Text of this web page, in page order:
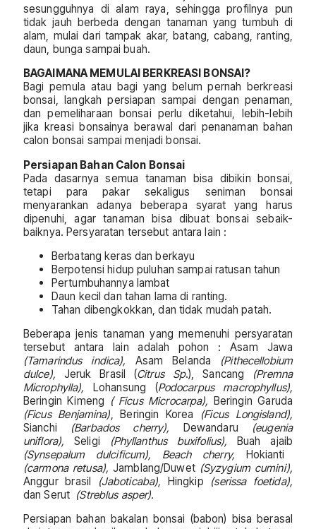
sesungguhnya di alam raya, sehingga profilnya pun
tidak jauh berbeda dengan tanaman yang tumbuh di
alam, mulai dari tampak akar, batang, cabang, ranting,
daun, bunga sampai buah.
BAGAIMANA MEMULAI BERKREASI BONSAI?
Bagi pemula atau bagi yang belum pernah berkreasi
bonsai, langkah persiapan sampai dengan penaman,
dan pemeliharaan bonsai perlu diketahui, lebih-lebih
jika kreasi bonsainya berawal dari penanaman bahan
calon bonsai sampai menjadi bonsai.
Persiapan Bahan Calon Bonsai
Pada dasarnya semua tanaman bisa dibikin bonsai,
tetapi para pakar sekaligus seniman bonsai
menyarankan adanya beberapa syarat yang harus
dipenuhi, agar tanaman bisa dibuat bonsai sebaik-
baiknya. Persyaratan tersebut antara lain :
Berbatang keras dan berkayu
Berpotensi hidup puluhan sampai ratusan tahun
Pertumbuhannya lambat
Daun kecil dan tahan lama di ranting.
Tahan dibengkokkan, dan tidak mudah patah.
Beberapa jenis tanaman yang memenuhi persyaratan
tersebut antara lain adalah pohon : Asam Jawa
(Tamarindus indica), Asam Belanda (Pithecellobium
dulce), Jeruk Brasil (Citrus Sp.), Sancang (Premna
Microphylla), Lohansung (Podocarpus macrophyllus),
Beringin Kimeng ( Ficus Microcarpa), Beringin Garuda
(Ficus Benjamina), Beringin Korea (Ficus Longisland),
Sianchi (Barbados cherry), Dewandaru
(eugenia
uniflora),Seligi (Phyllanthus buxifolius),Buah ajaib
(Synsepalum dulcificum), Beach cherry, Hokianti
(carmona retusa),Jamblang/Duwet (Syzygium cumini),
Anggur brasil (Jaboticaba), Hingkip (serissa foetida),
dan Serut (Streblus asper).
Persiapan bahan bakalan bonsai (babon) bisa berasal